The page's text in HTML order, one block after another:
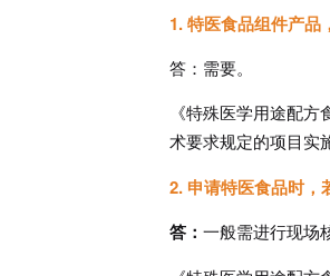
1. 特医食品组件产品
答：需要。
《特殊医学用途配
术要求规定的项目实
2. 申请特医食品时，
答： 一般需进行现场